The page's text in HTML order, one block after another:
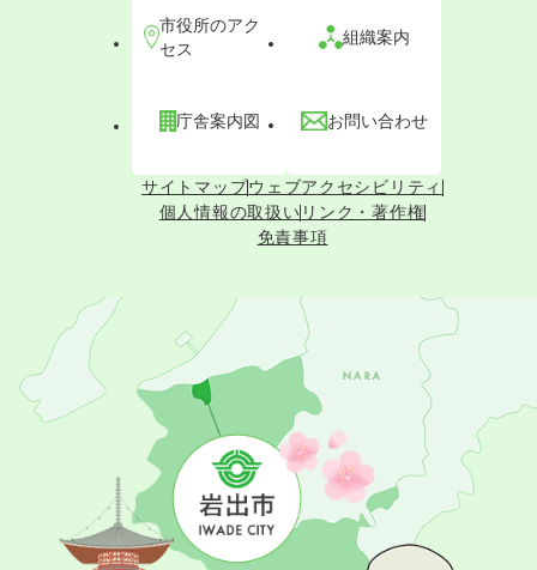
市役所のアク
セス
組織案内
庁舎案内図 お問い合わせ
サイトマップウェブアクセシビリティ
個人情報の取扱い リンク・著作権
免責事項